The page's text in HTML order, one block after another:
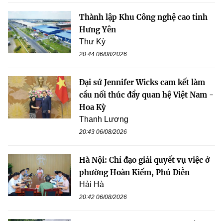
Thành lập Khu Công nghệ cao tỉnh
Hưng Yên
Thư Kỳ
20:44 06/08/2026
Đại sứ Jennifer Wicks cam kết làm
cầu nối thúc đẩy quan hệ Việt Nam -
Hoa Kỳ
Thanh Lương
20:43 06/08/2026
Hà Nội: Chỉ đạo giải quyết vụ việc ở
phường Hoàn Kiếm, Phú Diễn
Hải Hà
20:42 06/08/2026